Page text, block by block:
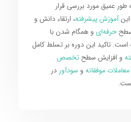
طور عمیق مورد بررسی قرار
آموزش پیشرفته، ارتقاء دانش و
حرفه‌ای و همگام شدن با
است. تاکید این دوره بر تسلط کامل
و افزایش سطحتخصص
معاملات موفقانه و سودآور در